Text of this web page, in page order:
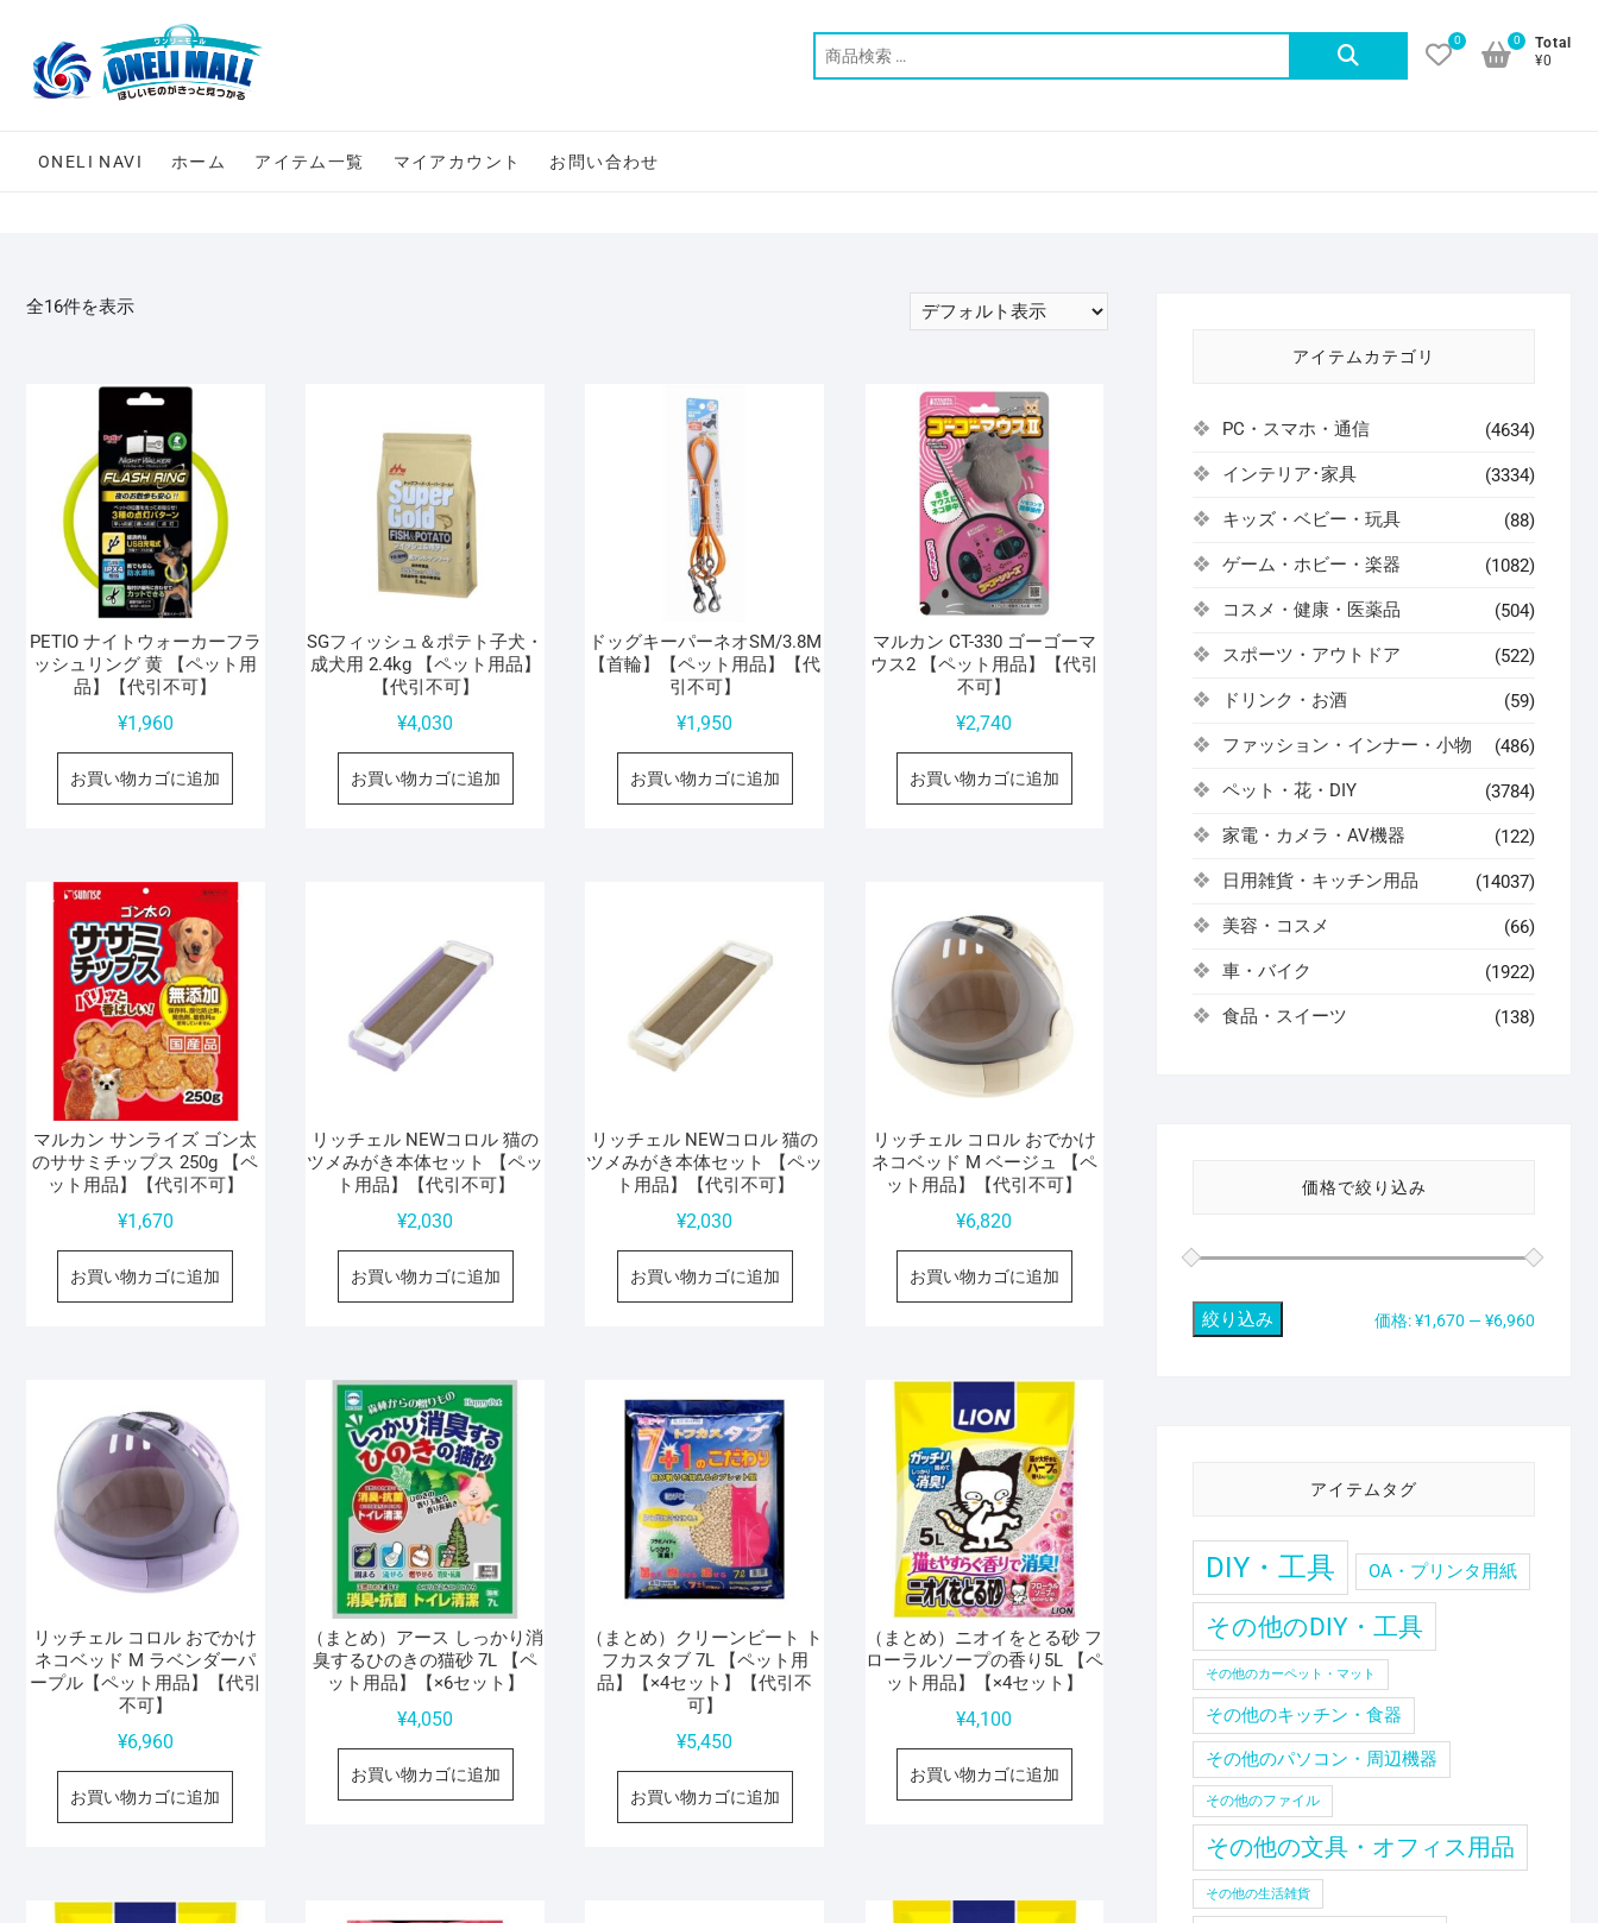
content
0
Total
¥0
0
ONELI NAVI ホーム アイテム一覧 マイアカウント お問い合わせ
全16件を表示
PETIO ナイトウォーカーフラ
ッシュリング 黄 【ペット用
品】【代引不可】
¥1,960
お買い物カゴに追加
SGフィッシュ＆ポテト子犬・
成犬用 2.4kg 【ペット用品】
【代引不可】
¥4,030
お買い物カゴに追加
ドッグキーパーネオSM/3.8M
【首輪】【ペット用品】【代
引不可】
¥1,950
お買い物カゴに追加
マルカン CT-330 ゴーゴーマ
ウス2 【ペット用品】【代引
不可】
¥2,740
お買い物カゴに追加
マルカン サンライズ ゴン太
のササミチップス 250g 【ペ
ット用品】【代引不可】
¥1,670
お買い物カゴに追加
リッチェル NEWコロル 猫の
ツメみがき本体セット 【ペッ
ト用品】【代引不可】
¥2,030
お買い物カゴに追加
リッチェル NEWコロル 猫の
ツメみがき本体セット 【ペッ
ト用品】【代引不可】
¥2,030
お買い物カゴに追加
リッチェル コロル おでかけ
ネコベッド M ベージュ 【ペ
ット用品】【代引不可】
¥6,820
お買い物カゴに追加
リッチェル コロル おでかけ
ネコベッド M ラベンダーパ
ープル【ペット用品】【代引
不可】
¥6,960
お買い物カゴに追加
（まとめ）アース しっかり消
臭するひのきの猫砂 7L 【ペ
ット用品】【×6セット】
¥4,050
お買い物カゴに追加
（まとめ）クリーンビート ト
フカスタブ 7L 【ペット用
品】【×4セット】【代引不
可】
¥5,450
お買い物カゴに追加
（まとめ）ニオイをとる砂 フ
ローラルソープの香り5L 【ペ
ット用品】【×4セット】
¥4,100
お買い物カゴに追加
アイテムカテゴリ
PC・スマホ・通信 (4634)
インテリア･家具 (3334)
キッズ・ベビー・玩具 (88)
ゲーム・ホビー・楽器 (1082)
コスメ・健康・医薬品 (504)
スポーツ・アウトドア (522)
ドリンク・お酒 (59)
ファッション・インナー・小物 (486)
ペット・花・DIY (3784)
家電・カメラ・AV機器 (122)
日用雑貨・キッチン用品 (14037)
美容・コスメ (66)
車・バイク (1922)
食品・スイーツ (138)
価格で絞り込み
絞り込み 価格:¥1,670 —¥6,960
アイテムタグ
DIY・工具 OA・プリンタ用紙
その他のDIY・工具
その他のカーペット・マット
その他のキッチン・食器
その他のパソコン・周辺機器
その他のファイル
その他の文具・オフィス用品
その他の生活雑貨